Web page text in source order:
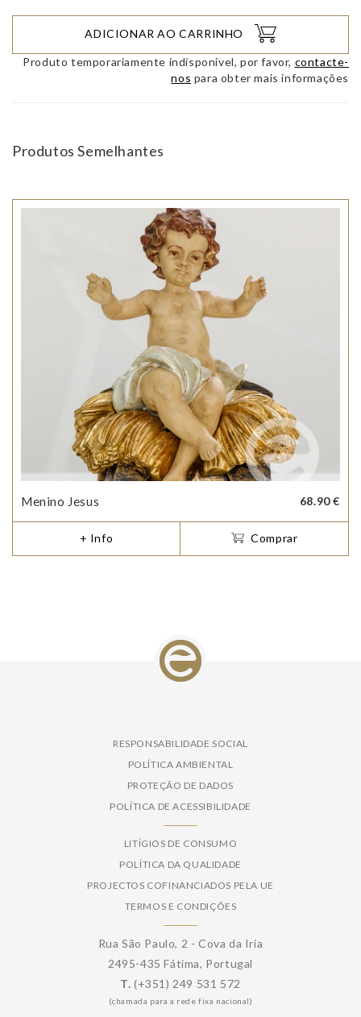
ADICIONAR AO CARRINHO
Produto temporariamente indísponivel, por favor, contacte-
nos para obter mais informações
Produtos Semelhantes
Menino Jesus 68.90 €
+ Info Comprar
RESPONSABILIDADE SOCIAL
POLÍTICA AMBIENTAL
PROTEÇÃO DE DADOS
POLÍTICA DE ACESSIBILIDADE
LITÍGIOS DE CONSUMO
POLÍTICA DA QUALIDADE
PROJECTOS COFINANCIADOS PELA UE
TERMOS E CONDIÇÕES
Rua São Paulo, 2 - Cova da Iria
2495-435 Fátima, Portugal
T. (+351) 249 531 572
(chamada para a rede fixa nacional)